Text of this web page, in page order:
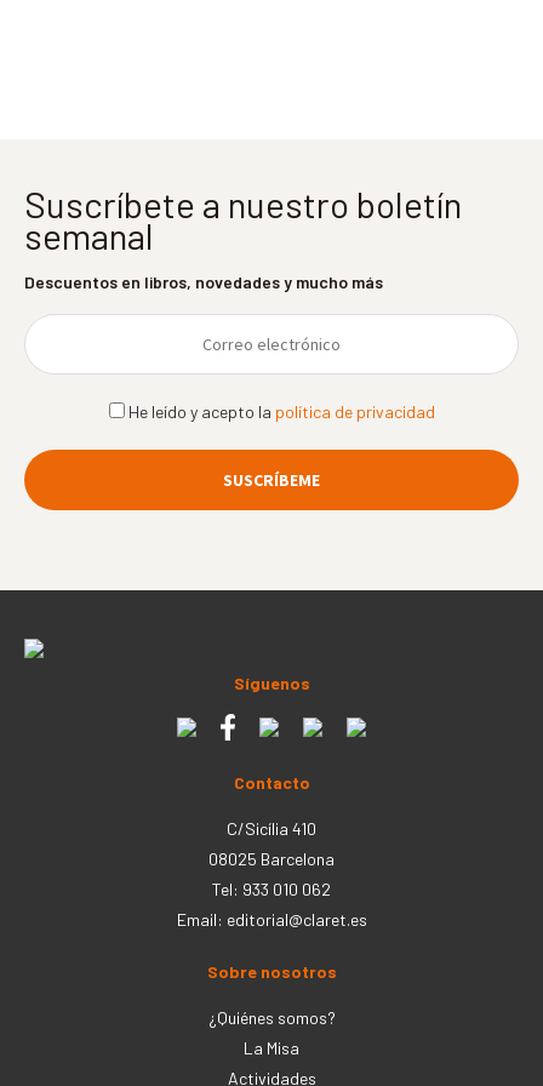
Suscríbete a nuestro boletín
semanal
Descuentos en libros, novedades y mucho más
He leído y acepto la política de privacidad
Síguenos
Contacto
C/Sicília 410
08025 Barcelona
Tel: 933 010 062
Email: editorial@claret.es
Sobre nosotros
¿Quiénes somos?
La Misa
Actividades